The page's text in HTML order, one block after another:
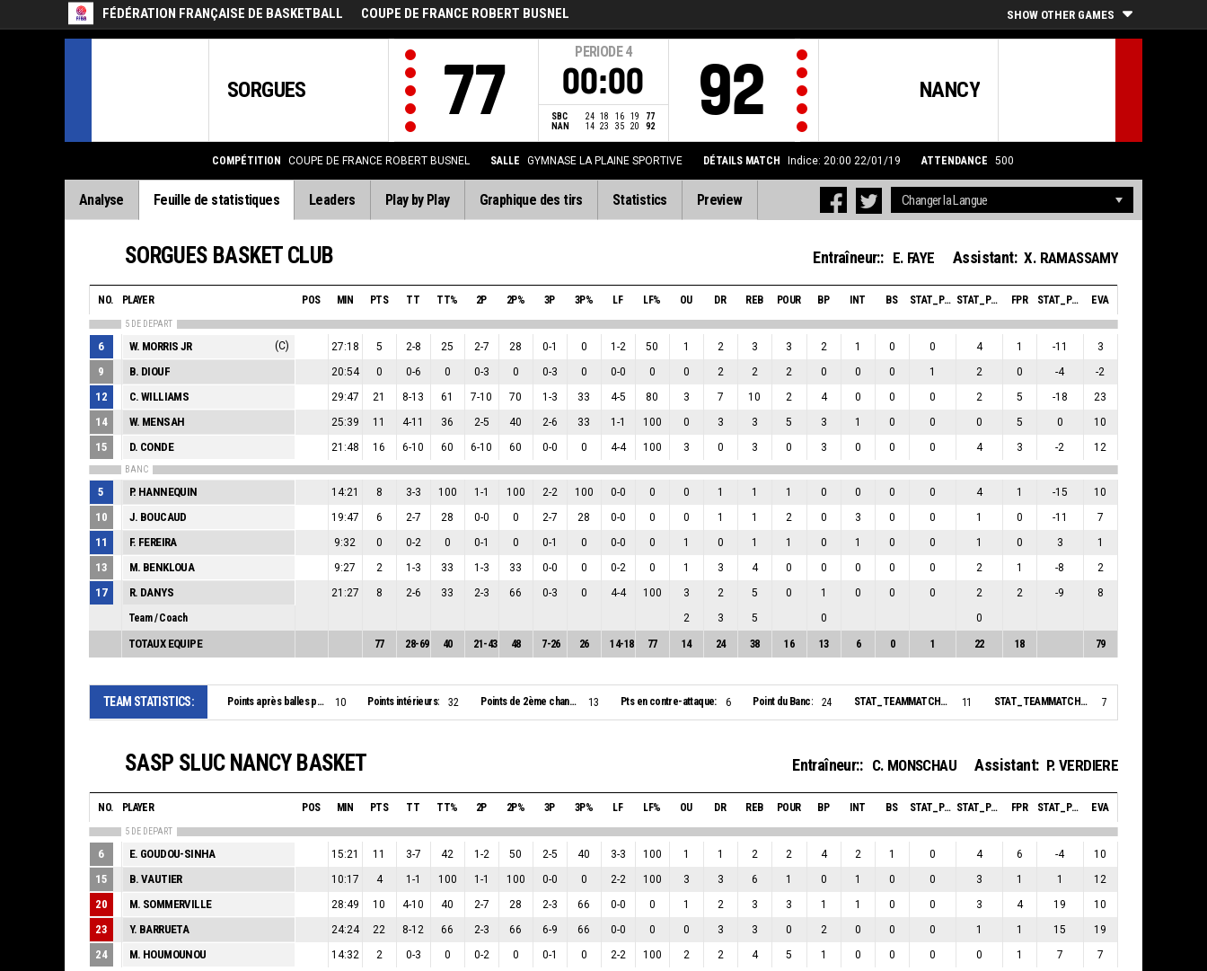
FÉDÉRATION FRANÇAISE DE BASKETBALL COUPE DE FRANCE ROBERT BUSNEL SHOW OTHER GAMES
SORGUES 77
PERIODE 4
00:00
SBC 24 18 16 19
77
NAN
14 23 35 20 92
NANCY
92
COMPÉTITION COUPE DE FRANCE ROBERT BUSNEL SALLE GYMNASE LA PLAINE SPORTIVE DÉTAILS MATCH Indice: 20:00 22/01/19 ATTENDANCE 500
Analyse Feuille de statistiques Leaders Play by Play Graphique des tirs Statistics Preview
SORGUES BASKET CLUB Entraîneur:: E. FAYE Assistant: X. RAMASSAMY
NO. PLAYER POS MIN PTS TT TT% 2P 2P% 3P 3P% LF LF% OU DR REB POUR BP INT BS STAT_PERSONMATCH_BASKETBALL_SBLOCKSRECEIVED_ABBREV STAT_PERSONMATCH_BASKETBALL_SFOULSPERSONAL_ABBREV FPR STAT_PERSONMATCH_BASKETBALL_SPLUSMINUSPOINTS_ABBREV EVA
5 DE DEPART
6 W. MORRIS JR (C) 27:18 5 2-8 25 2-7 28 0-1 0 1 -2 50 1 2 3 3 2 1 0 0 4 1 -11 3
9 B. DIOUF 20:54 0 0-6 0 0-3 0 0-3 0 0-0 0 0 2 2 2 0 0 0 1 2 0 -4 -2
12 C. WILLIAMS 29:47 21 8-13 61 7-10 70 1 -3 33 4-5 80 3 7 10 2 4 0 0 0 2 5 -18 23
14 W. MENSAH 25:39 11 4-11 36 2-5 40 2-6 33 1 -1 100 0 3 3 5 3 1 0 0 0 5 0 10
15 D. CONDE 21:48 16 6-10 60 6-10 60 0-0 0 4-4 100 3 0 3 0 3 0 0 0 4 3 -2 12
BANC
5 P. HANNEQUIN 14:21 8 3-3 100 1 -1 100 2-2 100 0-0 0 0 1 1 1 0 0 0 0 4 1 -15 10
10 J. BOUCAUD 19:47 6 2-7 28 0-0 0 2-7 28 0-0 0 0 1 1 2 0 3 0 0 1 0 -11 7
11 F. FEREIRA 9:32 0 0-2 0 0-1 0 0-1 0 0-0 0 1 0 1 1 0 1 0 0 1 0 3 1
13 M. BENKLOUA 9:27 2 1 -3 33 1 -3 33 0-0 0 0-2 0 1 3 4 0 0 0 0 0 2 1 -8 2
17 R. DANYS 21:27 8 2-6 33 2-3 66 0-3 0 4-4 100 3 2 5 0 1 0 0 0 2 2 -9
8
Team / Coach
2 3 5 0 0
TOTAUX EQUIPE 77 28-69 40 21 -43 48 7-26 26 14-18 77 14 24 38 16 13 6 0 1 22 18 79
TEAM STATISTICS: Points après balles perdues: 10 Points intérieurs: 32 Points de 2ème chance: 13 Pts en contre-attaque: 6 Point du Banc: 24 STAT_TEAMMATCH_BASKETBALL_sBiggestLead_NAME: 11 STAT_TEAMMATCH_BASKETBALL_sBiggestScoringRun_NAME: 7
SASP SLUC NANCY BASKET Entraîneur:: C. MONSCHAU Assistant: P. VERDIERE
NO. PLAYER POS MIN PTS TT TT% 2P 2P% 3P 3P% LF LF% OU DR REB POUR BP INT BS STAT_PERSONMATCH_BASKETBALL_SBLOCKSRECEIVED_ABBREV STAT_PERSONMATCH_BASKETBALL_SFOULSPERSONAL_ABBREV FPR STAT_PERSONMATCH_BASKETBALL_SPLUSMINUSPOINTS_ABBREV EVA
5 DE DEPART
6 E. GOUDOU-SINHA 15:21 11 3-7 42 1 -2 50 2-5 40 3-3 100 1 1 2 2 4 2 1 0 4 6 -4 10
15 B. VAUTIER 10:17 4 1 -1 100 1 -1 100 0-0 0 2-2 100 3 3 6 1 0 1 0 0 3 1 1 12
20 M. SOMMERVILLE 28:49 10 4-10 40 2-7 28 2-3 66 0-0 0 1 2 3 3 1 1 0 0 3 4 19 10
23 Y. BARRUETA 24:24 22 8-12 66 2-3 66 6-9 66 0-0 0 0 3 3 0 2 0 0 0 1 1 15 19
24 M. HOUMOUNOU 14:32 2 0-3 0 0-2 0 0-1 0 2-2 100 2 2 4 5 1 0 0 0 0 1 7 7